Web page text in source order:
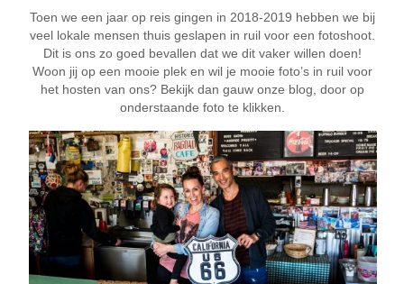
Toen we een jaar op reis gingen in 2018-2019 hebben we bij
veel lokale mensen thuis geslapen in ruil voor een fotoshoot.
Dit is ons zo goed bevallen dat we dit vaker willen doen!
Woon jij op een mooie plek en wil je mooie foto’s in ruil voor
het hosten van ons? Bekijk dan gauw onze blog, door op
onderstaande foto te klikken.